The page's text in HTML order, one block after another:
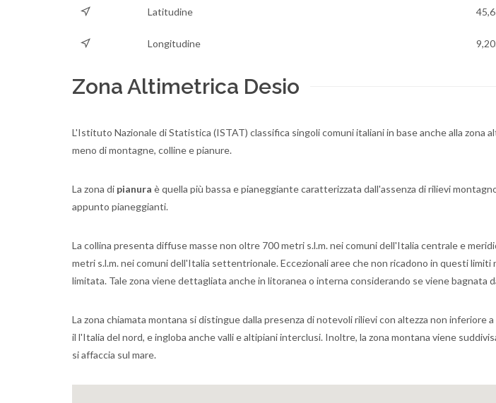
Latitudine
Longitudine
Zona Altimetrica Desio
L'Istituto Nazionale di Statistica (ISTAT) classifica singoli comuni italiani in base anche alla zona
meno di montagne, colline e pianure.
La zona di pianura è quella più bassa e pianeggiante caratterizzata dall'assenza di rilievi
appunto pianeggianti.
La collina presenta diffuse masse non oltre 700 metri s.l.m. nei comuni dell'Italia centrale e
metri s.l.m. nei comuni dell'Italia settentrionale. Eccezionali aree che non ricadono in questi
limitata. Tale zona viene dettagliata anche in litoranea o interna considerando se viene bagnata
La zona chiamata montana si distingue dalla presenza di notevoli rilievi con altezza non inferiore
il l'Italia del nord, e ingloba anche valli e altipiani interclusi. Inoltre, la zona montana viene
si affaccia sul mare.